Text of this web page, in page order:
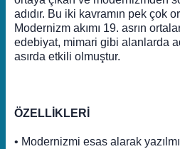
adıdır. Bu iki kavramın pek çok
Modernizm akımı 19. asrın
edebiyat, mimari gibi alanlarda
asırda etkili olmuştur.
ÖZELLİKLERİ
• Modernizmi esas alarak